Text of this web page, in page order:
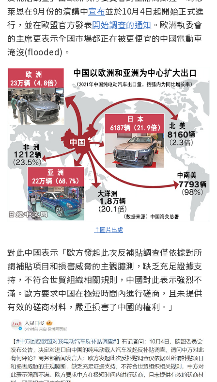
萊恩在9月份的演講中宣布並於10月4日起開始正式進
行，並在歐盟官方發表開始調查的通知 。歐洲執委會
的主席更表示全國市場都正在被更便宜的中國電動車
淹沒(flooded)。
↑圖片出處
對此中國表示「歐方發起此次反補貼調查僅依據對所
謂補貼項目和損害威脅的主觀臆測，缺乏充足證據支
持，不符合世貿組織相關規則，中國對此表示強烈不
滿。歐方要求中國在極短時間內進行磋商，且未提供
有效的磋商材料，嚴重損害了中國的權利。」